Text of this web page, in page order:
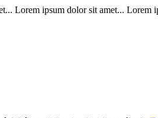
Lorem ipsum dolor sit amet... Lorem